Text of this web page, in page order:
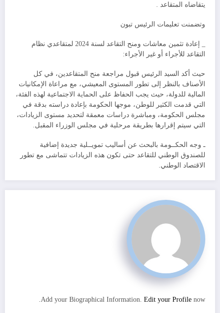
يتقاضاه المتقاعد .
وتضمنت تعليمات الرئيس تبون
_ إعادة تثمين معاشات ومنح التقاعد لسنة 2024 لمتقاعدي نظام
التقاعد للأجراء أو غير الأجراء:
حيث أكد السيد الرئيس قبول مراجعة منح المتقاعدين، في كل
الأصناف بالنظر إلى تطور المستوى المعيشي، مع مراعاة الإمكانيات
المالية للدولة، حيث يجب الحفاظ على الحماية الاجتماعية لهذه الفئة،
التي قدمت الكثير للوطن، موجها الحكومة بإعادة دراسته بدقة في
مجلس الحكومة، ومباشرة دراسات معمقة لتحديد مستوى الزيادات،
التي سيتم إقرارها بطريقة مرحلية في مجلس الوزراء المقبل.
ـ وجه الحكــومة بالبحث عن أساليب تمويــلية جديدة إضافية
للصندوق الوطني للتقاعد حتى تكون هذه الزيادات تتماشى مع تطور
الاقتصاد الوطني.
Add your Biographical Information. Edit your Profile now.